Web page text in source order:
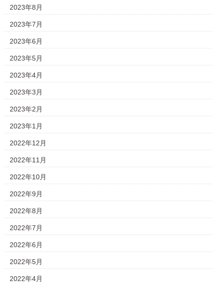
2023年8月
2023年7月
2023年6月
2023年5月
2023年4月
2023年3月
2023年2月
2023年1月
2022年12月
2022年11月
2022年10月
2022年9月
2022年8月
2022年7月
2022年6月
2022年5月
2022年4月